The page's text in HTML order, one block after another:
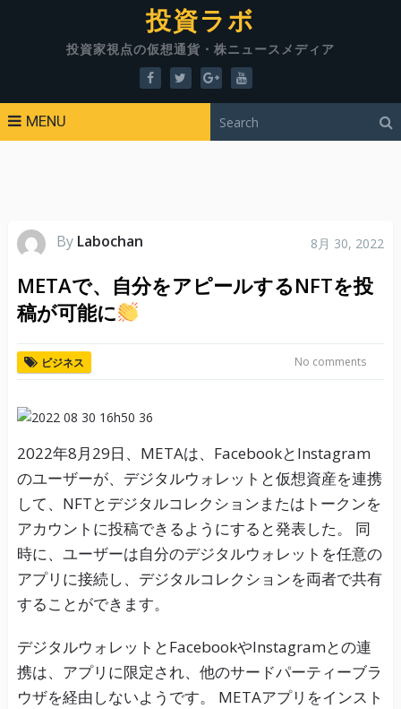
投資ラボ
投資家視点の仮想通貨・株ニュースメディア
MENU
By Labochan 8月 30, 2022
METAで、自分をアピールするNFTを投
稿が可能に
ビジネス No comments
2022年8月29日、METAは、FacebookとInstagram
のユーザーが、デジタルウォレットと仮想資産を連携
して、NFTとデジタルコレクションまたはトークンを
アカウントに投稿できるようにすると発表した。 同
時に、ユーザーは自分のデジタルウォレットを任意の
アプリに接続し、デジタルコレクションを両者で共有
することができます。
デジタルウォレットとFacebookやInstagramとの連
携は、アプリに限定され、他のサードパーティーブラ
ウザを経由しないようです。 METAアプリをインスト